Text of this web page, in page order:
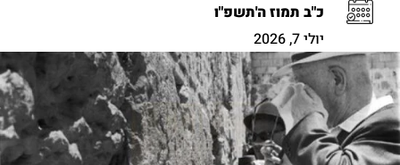
כ"ב תמוז ה'תשפ"ו
יולי 7, 2026